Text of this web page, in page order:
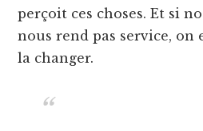
perçoit ces choses. Et si
nous rend pas service, on
la changer.